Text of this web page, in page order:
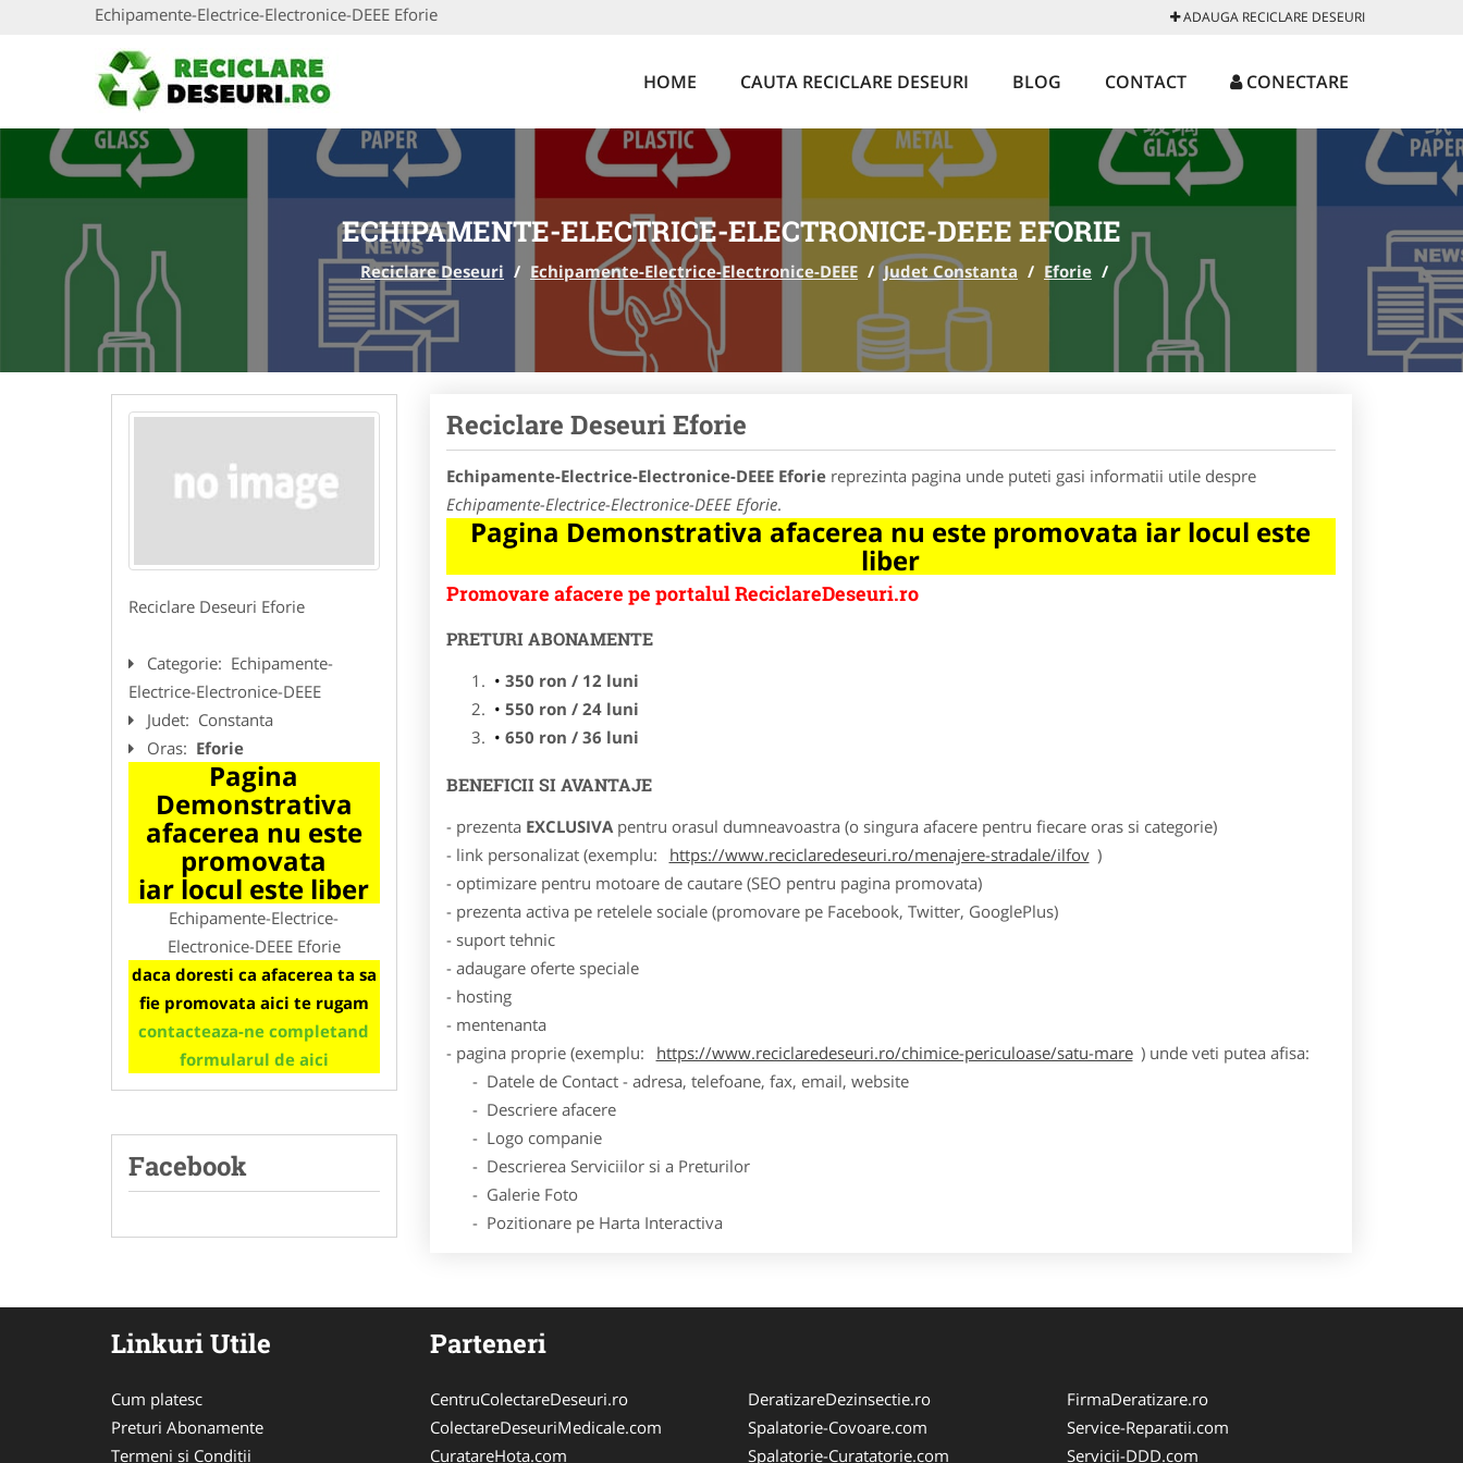
Echipamente-Electrice-Electronice-DEEE Eforie ADAUGA RECICLARE DESEURI
HOME CAUTA RECICLARE DESEURI BLOG CONTACT CONECTARE
ECHIPAMENTE-ELECTRICE-ELECTRONICE-DEEE EFORIE
Reciclare Deseuri / Echipamente-Electrice-Electronice-DEEE / Judet Constanta / Eforie /
Reciclare Deseuri Eforie
Categorie: Echipamente-
Electrice-Electronice-DEEE
Judet: Constanta
Oras: Eforie
Pagina
Demonstrativa
afacerea nu este
promovata
iar locul este liber
Echipamente-Electrice-
Electronice-DEEE Eforie
daca doresti ca afacerea ta sa
fie promovata aici te rugam
contacteaza-ne completand
formularul de aici
Facebook
Reciclare Deseuri Eforie
Echipamente-Electrice-Electronice-DEEE Eforiereprezinta pagina unde puteti gasi informatii utile despre
Echipamente-Electrice-Electronice-DEEE Eforie.
Pagina Demonstrativa afacerea nu este promovata iar locul este
liber
Promovare afacere pe portalul ReciclareDeseuri.ro
PRETURI ABONAMENTE
350 ron / 12 luni
550 ron / 24 luni
650 ron / 36 luni
BENEFICII SI AVANTAJE
- prezenta EXCLUSIVApentru orasul dumneavoastra (o singura afacere pentru fiecare oras si categorie)
- link personalizat (exemplu:
https://www.reciclaredeseuri.ro/menajere-stradale/ilfov )
- optimizare pentru motoare de cautare (SEO pentru pagina promovata)
- prezenta activa pe retelele sociale (promovare pe Facebook, Twitter, GooglePlus)
- suport tehnic
- adaugare oferte speciale
- hosting
- mentenanta
- pagina proprie (exemplu:
https://www.reciclaredeseuri.ro/chimice-periculoase/satu-mare ) unde veti putea afisa:
- Datele de Contact - adresa, telefoane, fax, email, website
- Descriere afacere
- Logo companie
- Descrierea Serviciilor si a Preturilor
- Galerie Foto
- Pozitionare pe Harta Interactiva
Linkuri Utile
Cum platesc
Preturi Abonamente
Termeni si Conditii
Parteneri
CentruColectareDeseuri.ro
ColectareDeseuriMedicale.com
CuratareHota.com
DeratizareDezinsectie.ro
Spalatorie-Covoare.com
Spalatorie-Curatatorie.com
FirmaDeratizare.ro
Service-Reparatii.com
Servicii-DDD.com